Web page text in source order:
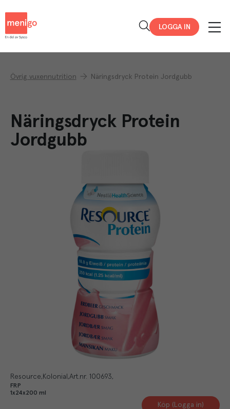
LOGGA IN
Övrig vuxennutrition Näringsdryck Protein Jordgubb
Näringsdryck Protein
Jordgubb
Resource Kolonial Art.nr. 100693
FRP
1x24x200 ml
Köp (Logga in)